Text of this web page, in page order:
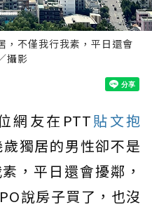
，不僅我行我素，平日還會
攝影
網友在PTT貼文抱
獨居的男性卻不是
，平日還會擾鄰，
說房子買了，也沒